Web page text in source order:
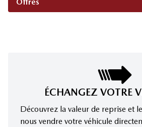
ÉCHANGEZ VOTRE
Découvrez la valeur de reprise et
nous vendre votre véhicule